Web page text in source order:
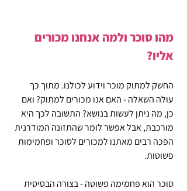
מהו סוכר ולמה אנחנו מכורים
אליו?
החשק למתוק מוכר וידוע לכולנו. מתוך כך
עולה השאלה - האם אנו מכורים למתוק? ואם
כן, מה ניתן לעשות בנושא? התשובה לכך היא
מורכבת, אבל אפשר לומר שהתזונה המודרנית
הפכה רבים מאתנו למכורים לסוכר ופחמימות
פשוטות.
סוכר הוא פחמימה פשוטה - בצורה הבסיסית